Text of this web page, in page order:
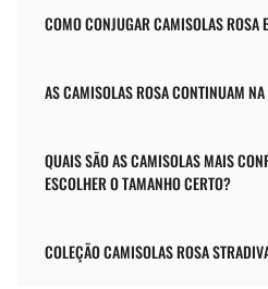
COMO CONJUGAR CAMISOLAS ROSA
AS CAMISOLAS ROSA CONTINUAM
QUAIS SÃO AS CAMISOLAS MAIS
ESCOLHER O TAMANHO CERTO?
COLEÇÃO CAMISOLAS ROSA